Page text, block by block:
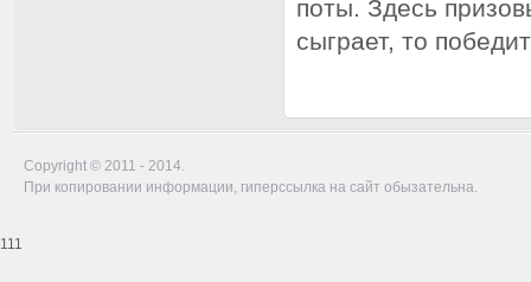
поты. Здесь
сыграет, то
Copyright © 2011 - 2014.
При копировании информации, гиперссылка на сайт обызательна.
111